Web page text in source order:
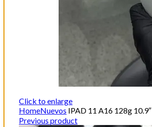
Click to enlarge
HomeNuevos IPAD 11 A16 128g 10.9″
Previous product